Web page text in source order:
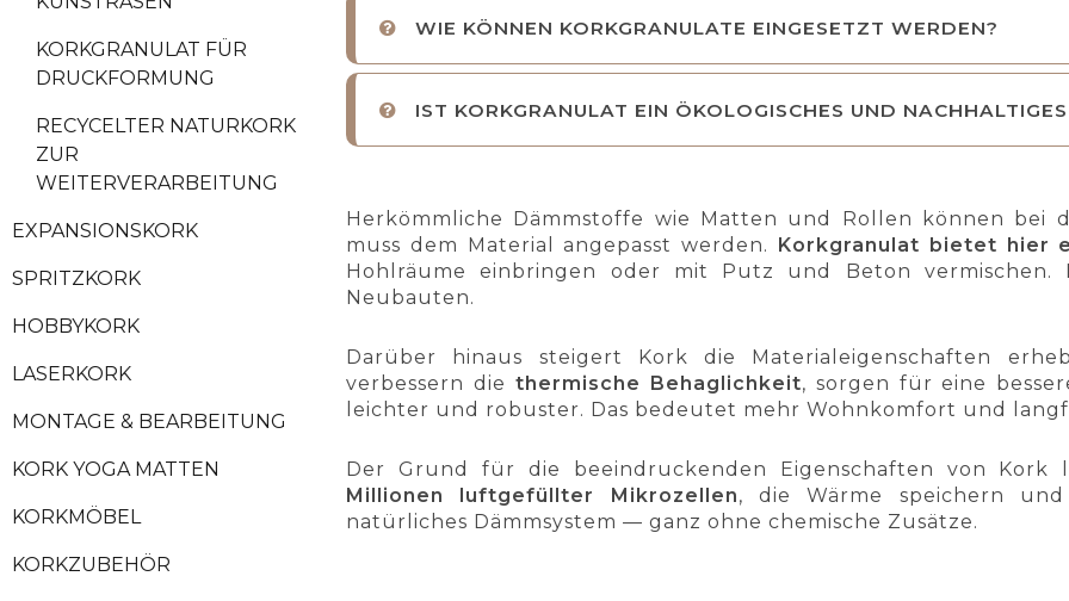
KORKGRANULAT FÜR
DRUCKFORMUNG
RECYCELTER NATURKORK
ZUR
WEITERVERARBEITUNG
EXPANSIONSKORK
SPRITZKORK
HOBBYKORK
LASERKORK
MONTAGE & BEARBEITUNG
KORK YOGA MATTEN
KORKMÖBEL
KORKZUBEHÖR
WIE KÖNNEN KORKGRANULATE EINGESETZT WERDEN?
IST KORKGRANULAT EIN ÖKOLOGISCHES UND
Herkömmliche Dämmstoffe wie Matten und Rollen können
muss dem Material angepasst werden. Korkgranulat bietet hier
Hohlräume einbringen oder mit Putz und Beton
Neubauten.
Darüber hinaus steigert Kork die Materialeigenschaften
verbessern die thermische Behaglichkeit, sorgen für eine
leichter und robuster. Das bedeutet mehr Wohnkomfort und
Der Grund für die beeindruckenden Eigenschaften von
Millionen luftgefüllter Mikrozellen, die Wärme speichern
natürliches Dämmsystem — ganz ohne chemische Zusätze.